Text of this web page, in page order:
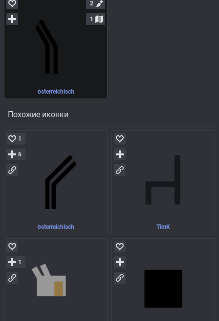
österreichisch
2
1
Похожие иконки
österreichisch
1
6
TimK
1